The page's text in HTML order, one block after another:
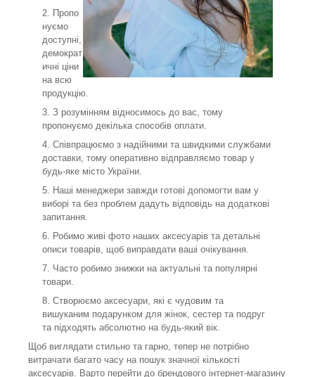
Пропо
нуємо
доступні,
демократ
ичні ціни
на всю
продукцію.
З розумінням відносимось до вас, тому
пропонуємо декілька способів оплати.
Співпрацюємо з надійними та швидкими службами
доставки, тому оперативно відправляємо товар у
будь-яке місто України.
Наші менеджери завжди готові допомогти вам у
виборі та без проблем дадуть відповідь на додаткові
запитання.
Робимо живі фото наших аксесуарів та детальні
описи товарів, щоб виправдати ваші очікування.
Часто робимо знижки на актуальні та популярні
товари.
Створюємо аксесуари, які є чудовим та
вишуканим подарунком для жінок, сестер та подруг
та підходять абсолютно на будь-який вік.
Щоб виглядати стильно та гарно, тепер не потрібно
витрачати багато часу на пошук значної кількості
аксесуарів. Варто перейти до брендового інтернет-магазину